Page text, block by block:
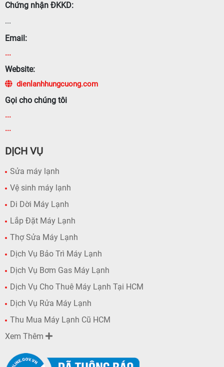
Chứng nhận ĐKKD:
...
Email:
...
Website:
dienlanhhungcuong.com
Gọi cho chúng tôi
...
...
DỊCH VỤ
Sửa máy lạnh
Vệ sinh máy lạnh
Di Dời Máy Lạnh
Lắp Đặt Máy Lạnh
Thợ Sửa Máy Lạnh
Dịch Vụ Bảo Trì Máy Lạnh
Dịch Vụ Bơm Gas Máy Lạnh
Dịch Vụ Cho Thuê Máy Lạnh Tại HCM
Dịch Vụ Rửa Máy Lạnh
Thu Mua Máy Lạnh Cũ HCM
Xem Thêm